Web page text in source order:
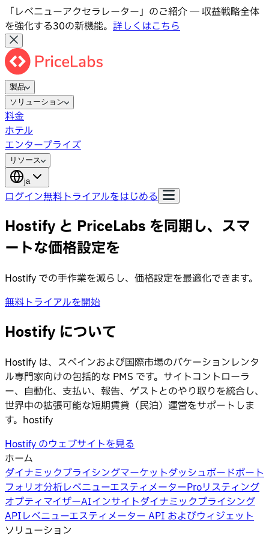
「レベニューアクセラレーター」のご紹介 ― 収益戦略全体
を強化する30の新機能。 詳しくはこちら
製品
ソリューション
料金
ホテル
エンタープライズ
リソース
ja
ログイン無料トライアルをはじめる
Hostify と PriceLabs を同期し、スマ
ートな価格設定を
Hostify での手作業を減らし、価格設定を最適化できます。
無料トライアルを開始
Hostify について
Hostify は、スペインおよび国際市場のバケーションレンタ
ル専門家向けの包括的な PMS です。サイトコントローラ
ー、自動化、支払い、報告、ゲストとのやり取りを統合し、
世界中の拡張可能な短期賃貸（民泊）運営をサポートしま
す。hostify
Hostify のウェブサイトを見る
ホーム
ダイナミックプライシングマーケットダッシュボードポート
フォリオ分析レベニューエスティメーターProリスティング
オプティマイザーAIインサイトダイナミックプライシング
APIレベニューエスティメーター API およびウィジェット
ソリューション